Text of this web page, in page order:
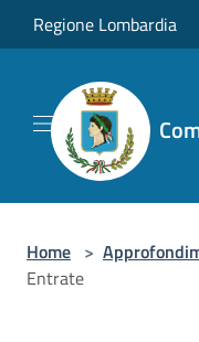
Salta al contenuto
Regione Lombardia
Home >
Entrate